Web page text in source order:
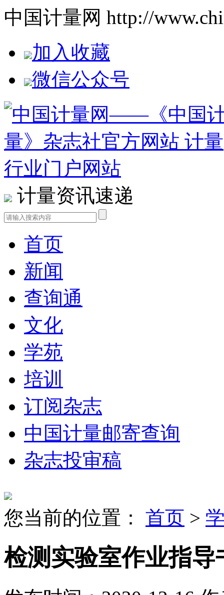
中国计量网 http://
加入收藏
微信公众号
计量资讯速递
首页
新闻
查询通
文化
学苑
培训
订阅杂志
中国计量邮寄查询
杂志投审稿
您当前的位置： 首页 >
检测实验室作业指导